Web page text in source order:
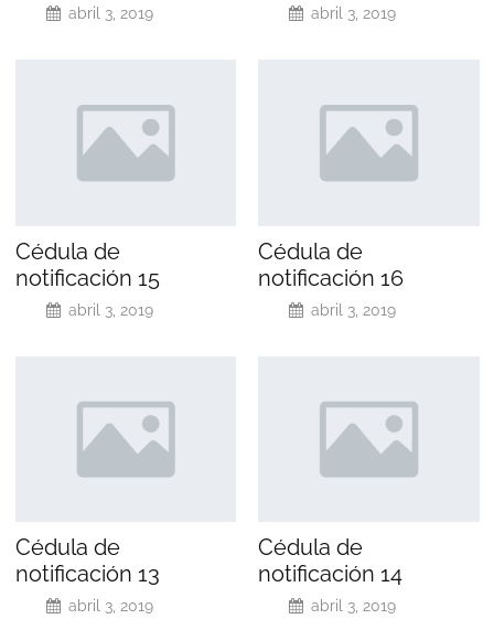
abril 3, 2019 abril 3, 2019
Cédula de
notificación 15
abril 3, 2019
Cédula de
notificación 16
abril 3, 2019
Cédula de
notificación 13
abril 3, 2019
Cédula de
notificación 14
abril 3, 2019